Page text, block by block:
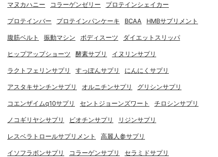
マヌカハニー コラーゲンゼリー プロテインシェイカー
プロテインバー プロテインパンケーキ BCAA HMBサプリメント
腹筋ベルト 振動マシン ボディスーツ ダイエットスリッパ
ヒップアップショーツ 酵素サプリ イヌリンサプリ
ラクトフェリンサプリ すっぽんサプリ にんにくサプリ
アスタキサンチンサプリ オルニチンサプリ グリシンサプリ
コエンザイムq10サプリ セントジョーンズワート チロシンサプリ
ノコギリヤシサプリ ビオチンサプリ リジンサプリ
レスベラトロールサプリメント 高麗人参サプリ
イソフラボンサプリ コラーゲンサプリ セラミドサプリ